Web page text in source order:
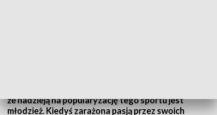
że nadzieją na popularyzację tego sportu jest
młodzież. Kiedyś zarażona pasją przez swoich